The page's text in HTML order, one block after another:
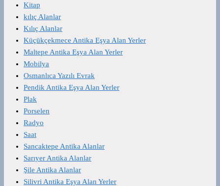
Kitap
kılıç Alanlar
Kılıç Alanlar
Küçükçekmece Antika Eşya Alan Yerler
Maltepe Antika Eşya Alan Yerler
Mobilya
Osmanlıca Yazılı Evrak
Pendik Antika Eşya Alan Yerler
Plak
Porselen
Radyo
Saat
Sancaktepe Antika Alanlar
Sarıyer Antika Alanlar
Şile Antika Alanlar
Silivri Antika Eşya Alan Yerler